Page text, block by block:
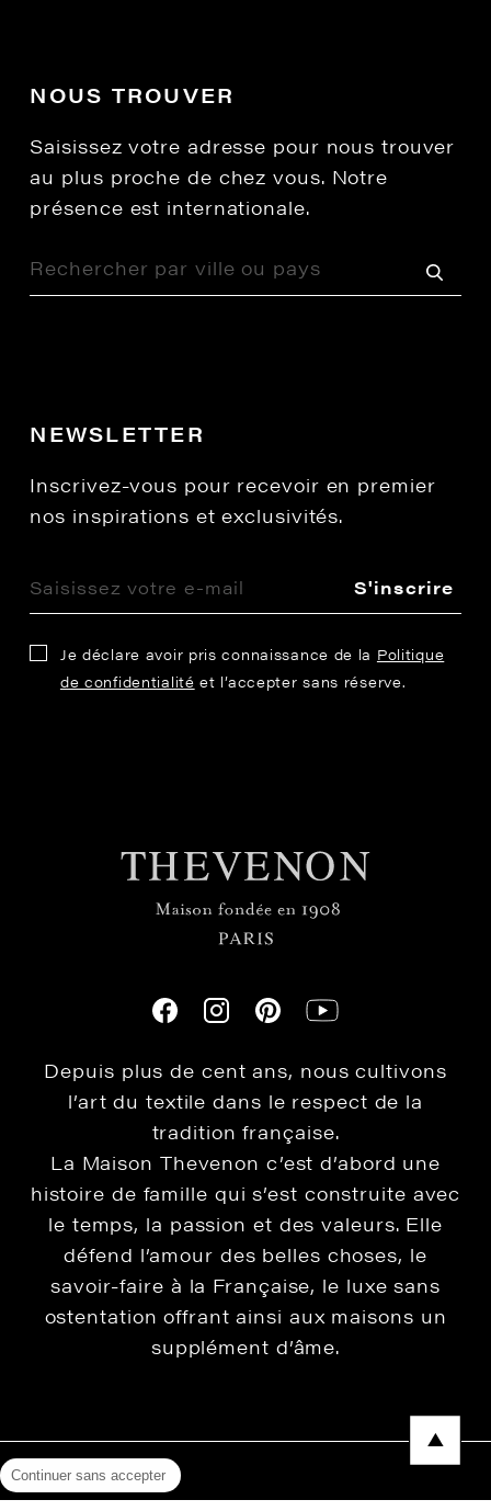
NOUS TROUVER
Saisissez votre adresse pour nous trouver
au plus proche de chez vous. Notre
présence est internationale.
NEWSLETTER
Inscrivez-vous pour recevoir en premier
nos inspirations et exclusivités.
S'inscrire
Je déclare avoir pris connaissance de la Politique
de confidentialité et l’accepter sans réserve.
Depuis plus de cent ans, nous cultivons
l’art du textile dans le respect de la
tradition française.
La Maison Thevenon c’est d’abord une
histoire de famille qui s’est construite avec
le temps, la passion et des valeurs. Elle
défend l’amour des belles choses, le
savoir-faire à la Française, le luxe sans
ostentation offrant ainsi aux maisons un
supplément d’âme.
Continuer sans accepter